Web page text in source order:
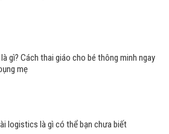
gì? Cách thai giáo cho bé thông minh ngay
mẹ
logistics là gì có thể bạn chưa biết